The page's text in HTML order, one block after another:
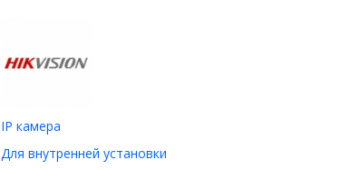
IP камера
Для внутренней установки